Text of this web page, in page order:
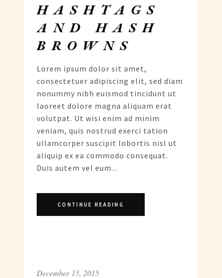
HASHTAGS
AND HASH
BROWNS
Lorem ipsum dolor sit amet,
consectetuer adipiscing elit, sed diam
nonummy nibh euismod tincidunt ut
laoreet dolore magna aliquam erat
volutpat. Ut wisi enim ad minim
veniam, quis nostrud exerci tation
ullamcorper suscipit lobortis nisl ut
aliquip ex ea commodo consequat.
Duis autem vel eum...
CONTINUE READING
December 15, 2015